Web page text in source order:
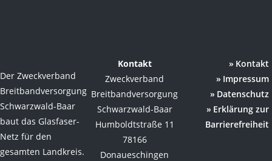
Der Zweckverband
Breitbandversorgung
Schwarzwald-Baar
baut das Glasfaser-
Netz für den
gesamten Landkreis.
Kontakt
Zweckverband
Breitbandversorgung
Schwarzwald-Baar
Humboldtstraße 11
78166
Donaueschingen
Kontakt
Impressum
Datenschutz
Erklärung zur
Barrierefreiheit